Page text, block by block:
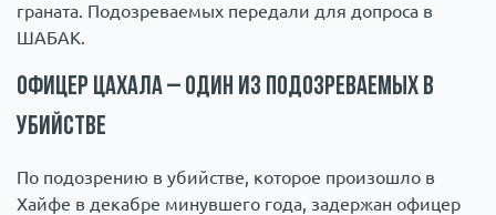
граната. Подозреваемых передали для допроса в
ШАБАК.
Офицер ЦАХАЛа – один из подозреваемых в
убийстве
По подозрению в убийстве, которое произошло в
Хайфе в декабре минувшего года, задержан офицер